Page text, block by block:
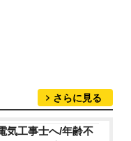
さらに見る
気工事士へ/年齢不